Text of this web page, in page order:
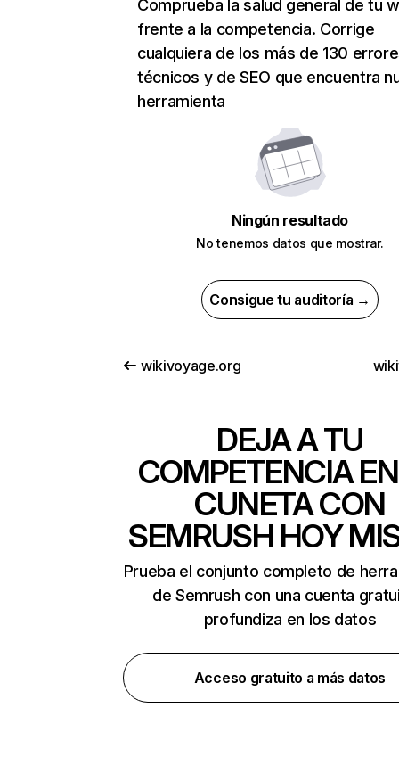
Comprueba la salud general de tu
frente a la competencia. Corrige
cualquiera de los más de 130
técnicos y de SEO que encuentra
herramienta
Ningún resultado
No tenemos datos que mostrar.
Consigue tu auditoría →
wikivoyage.org
DEJA A TU
COMPETENCIA
CUNETA CON
SEMRUSH HOY
Prueba el conjunto completo de
de Semrush con una cuenta
profundiza en los datos
Acceso gratuito a más datos